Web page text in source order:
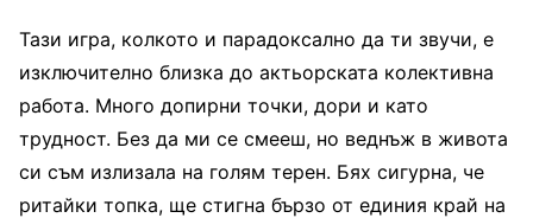
Тази игра, колкото и парадоксално да ти звучи, е
изключително близка до актьорската колективна
работа. Много допирни точки, дори и като
трудност. Без да ми се смееш, но веднъж в живота
си съм излизала на голям терен. Бях сигурна, че
ритайки топка, ще стигна бързо от единия край на